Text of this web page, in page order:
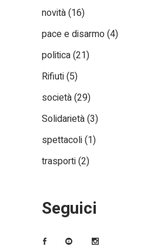
novità(16)
pace e disarmo(4)
politica(21)
Rifiuti(5)
società(29)
Solidarietà(3)
spettacoli(1)
trasporti(2)
Seguici